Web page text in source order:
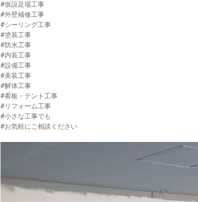
#仮設足場工事
#外壁補修工事
#シーリング工事
#塗装工事
#防水工事
#内装工事
#設備工事
#美装工事
#解体工事
#看板・テント工事
#リフォーム工事
#小さな工事でも
#お気軽にご相談ください